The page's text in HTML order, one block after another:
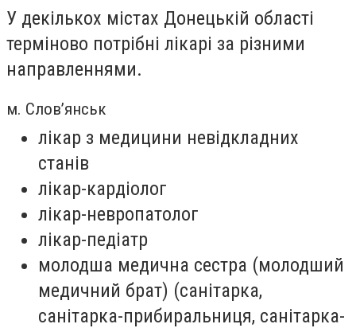
У декількох містах Донецькій області
терміново потрібні лікарі за різними
направленнями.
м. Слов’янськ
лікар з медицини невідкладних
станів
лікар-кардіолог
лікар-невропатолог
лікар-педіатр
молодша медична сестра (молодший
медичний брат) (санітарка,
санітарка-прибиральниця, санітарка-